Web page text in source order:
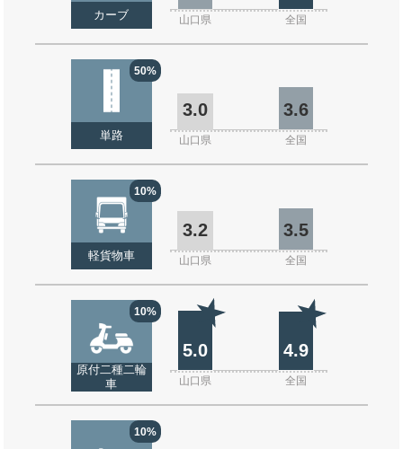
カーブ 山口県 全国
50%
単路
3.0 3.6
山口県 全国
10%
軽貨物車
3.2 3.5
山口県 全国
10%
原付二種二輪
車
5.0 4.9
山口県 全国
10%